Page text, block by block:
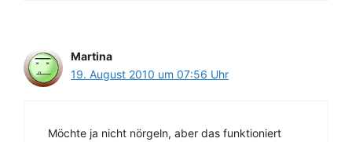
Martina
19. August 2010 um 07:56 Uhr
Möchte ja nicht nörgeln, aber das funktioniert